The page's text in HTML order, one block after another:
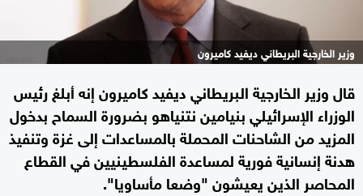
وزير الخارجية البريطاني ديفيد كاميرون
قال وزير الخارجية البريطاني ديفيد كاميرون إنه أبلغ رئيس
الوزراء الإسرائيلي بنيامين نتنياهو بضرورة السماح بدخول
المزيد من الشاحنات المحملة بالمساعدات إلى غزة وتنفيذ
هدنة إنسانية فورية لمساعدة الفلسطينيين في القطاع
المحاصر الذين يعيشون "وضعا مأساويا".